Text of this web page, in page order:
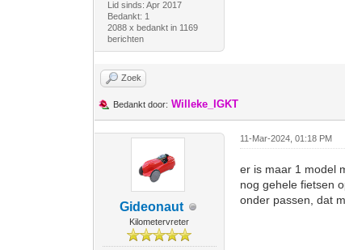
Lid sinds: Apr 2017
Bedankt: 1
2088 x bedankt in 1169
berichten
Zoek
Bedankt door: Willeke_IGKT
Gideonaut
Kilometervreter
11-Mar-2024, 01:18 PM
er is maar 1 model
nog gehele fietsen
onder passen, dat